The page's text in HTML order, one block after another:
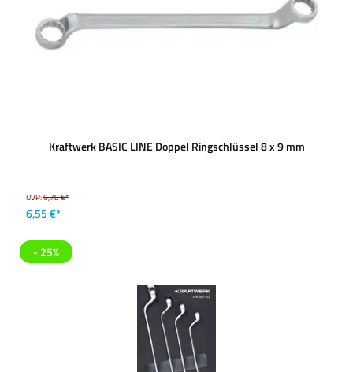
Kraftwerk BASIC LINE Doppel Ringschlüssel 8 x 9 mm
UVP:6,78 €*
6,55 €*
- 25%